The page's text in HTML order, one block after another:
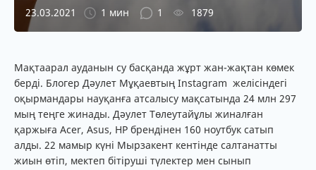
23.03.2021 1 мин 1 1879
Мақтаарал ауданын су басқанда жұрт жан-жақтан көмек
берді. Блогер Дәулет Мұқаевтың Instagram желісіндегі
оқыр­мандары науқанға атсалысу мақсатында 24 млн 297
мың теңге жинады. Дәулет Төлеутайұлы жиналған
қаржыға Acer, Asus, HP брендінен 160 ноутбук сатып
алды. 22 мамыр күні Мырзакент кентінде салтанатты
жиын өтіп, мектеп біті­ру­ші түлектер мен сынып